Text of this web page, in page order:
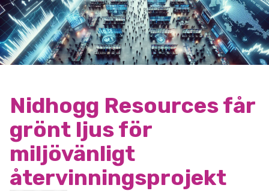
Nidhogg Resources får
grönt ljus för
miljövänligt
återvinningsprojekt